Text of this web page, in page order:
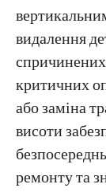
видалення
критичних
або заміна
висоти
ремонту та